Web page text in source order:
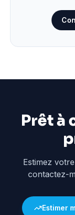
Prêt à
Estimez
contactez-
Estimer